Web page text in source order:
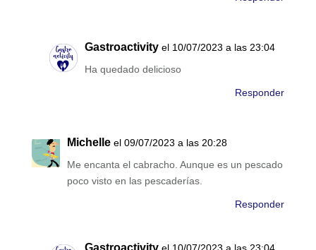
Gastroactivity el 10/07/2023 a las 23:04
Ha quedado delicioso
Responder
Michelle el 09/07/2023 a las 20:28
Me encanta el cabracho. Aunque es un pescado
poco visto en las pescaderías.
Responder
Gastroactivity el 10/07/2023 a las 23:04